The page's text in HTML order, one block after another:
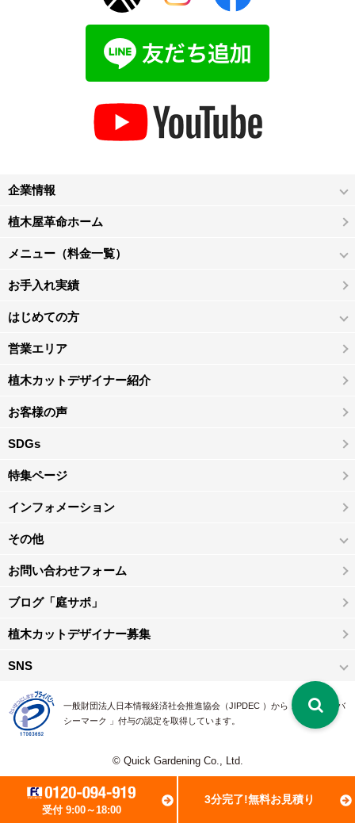
受付 9:00～18:00
3分完了!無料お見積り
企業情報
植木屋革命ホーム
メニュー（料金一覧）
お手入れ実績
はじめての方
営業エリア
植木カットデザイナー紹介
お客様の声
SDGs
特集ページ
インフォメーション
その他
お問い合わせフォーム
ブログ「庭サポ」
植木カットデザイナー募集
SNS
一般財団法人日本情報経済社会推進協会（JIPDEC ）から 、「 プライバ
シーマーク 」付与の認定を取得しています。
© Quick Gardening Co., Ltd.